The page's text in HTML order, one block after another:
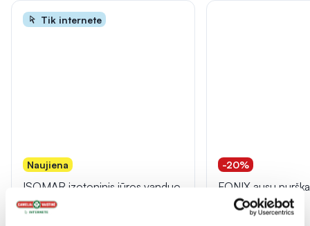
Tik internete
Naujiena
ISOMAR izotoninis jūros vanduo,
100 ml
-20%
FONIX ausų
HYGIENE, 30 ml